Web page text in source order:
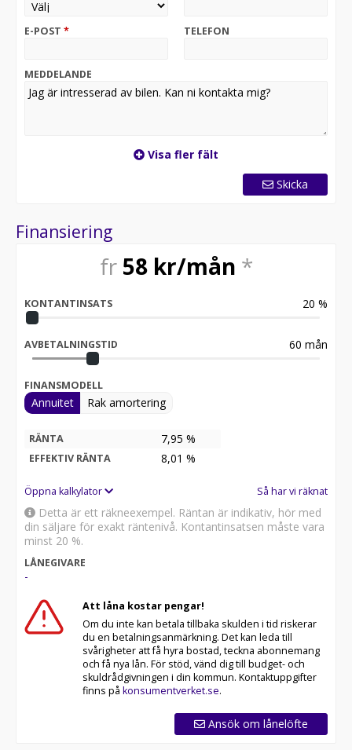
E-POST * TELEFON
MEDDELANDE
Visa fler fält
Skicka
Finansiering
fr 58kr/mån *
KONTANTINSATS 20 %
AVBETALNINGSTID 60 mån
FINANSMODELL
Annuitet Rak amortering
RÄNTA 7,95 %
EFFEKTIV RÄNTA 8,01 %
Öppna kalkylator Så har vi räknat
Detta är ett räkneexempel. Räntan är indikativ, hör med
din säljare för exakt räntenivå. Kontantinsatsen måste vara
minst 20 %.
LÅNEGIVARE
-
Att låna kostar pengar!
Om du inte kan betala tillbaka skulden i tid riskerar
du en betalningsanmärkning. Det kan leda till
svårigheter att få hyra bostad, teckna abonnemang
och få nya lån. För stöd, vänd dig till budget- och
skuldrådgivningen i din kommun. Kontaktuppgifter
finns på konsumentverket.se.
Ansök om lånelöfte